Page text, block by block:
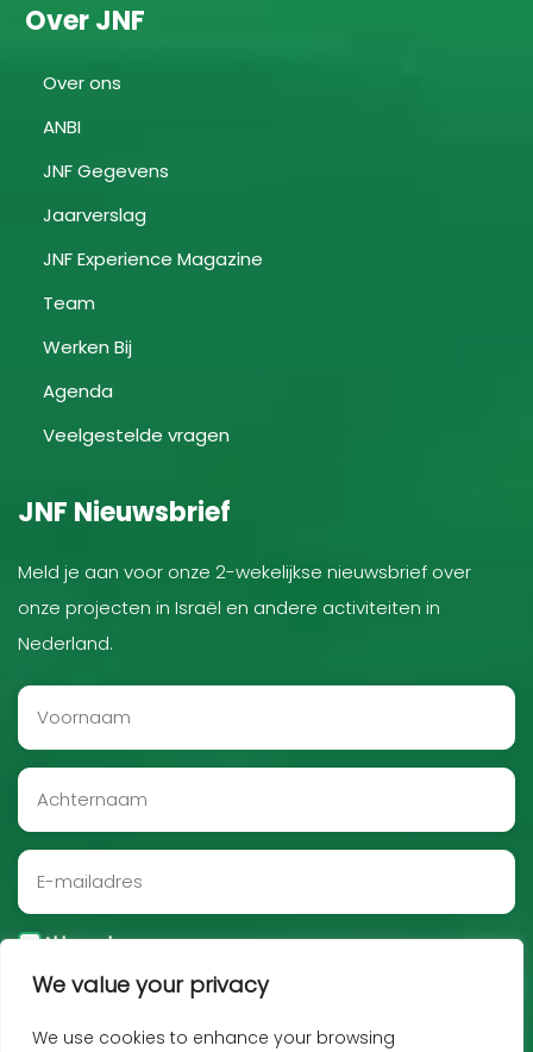
We value your privacy
We use cookies to enhance your browsing
Over JNF
Over ons
ANBI
JNF Gegevens
Jaarverslag
JNF Experience Magazine
Team
Werken Bij
Agenda
Veelgestelde vragen
JNF Nieuwsbrief
Meld je aan voor onze 2-wekelijkse nieuwsbrief over
onze projecten in Israël en andere activiteiten in
Nederland.
Akkoord